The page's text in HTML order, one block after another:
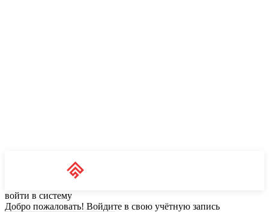
войти в систему
Добро пожаловать! Войдите в свою учётную запись